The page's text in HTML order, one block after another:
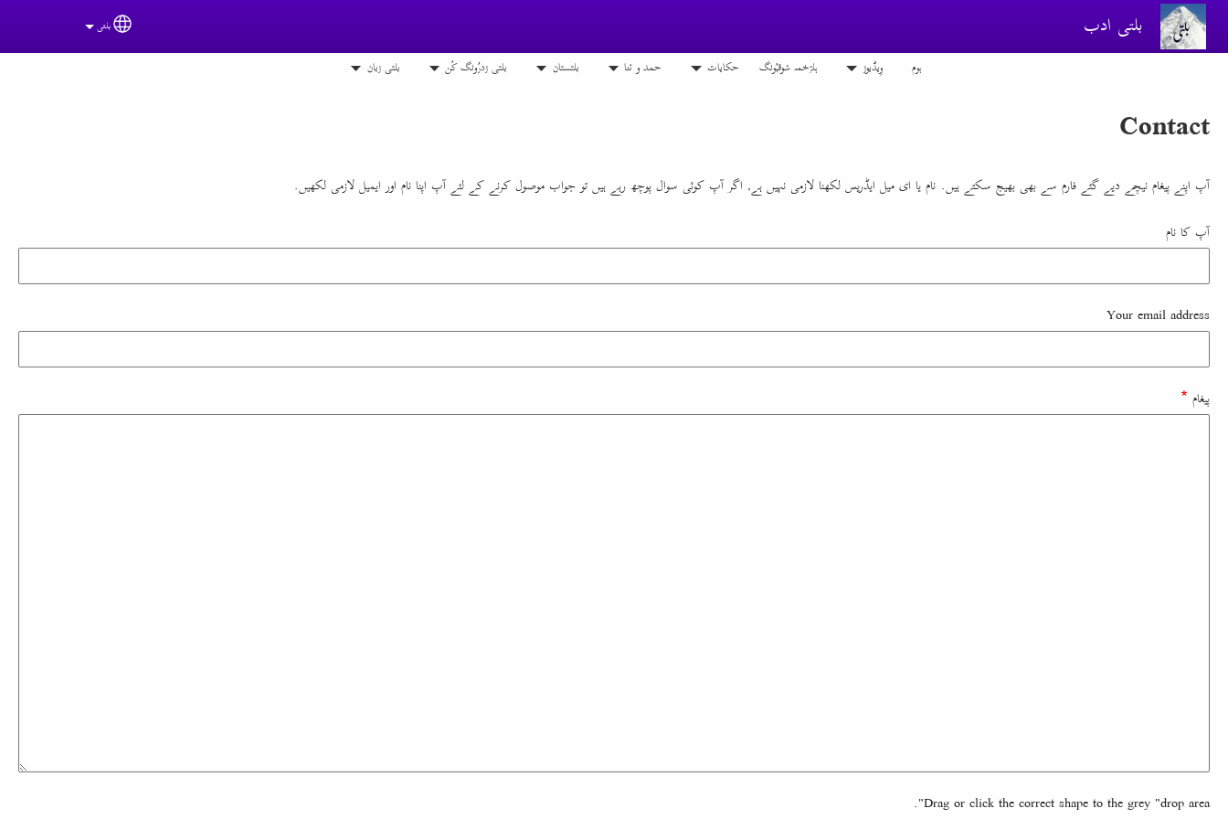
Skip to main contentبلتی ادب Select your language
بلتی
ہوم وِیڈیوز ہلژخمہ شوقبُونگ حکایات حمد و ثنا بلتستان بلتی زدرُونگ کُن بلتی زبان
Contact
آپ اپنے پیغام نیچے دیے گئے فارم سے بھی بھیج سکتے ہیں. نام یا ای میل ایڈریس لکھنا لازمی نہیں ہے, اگر آپ کوئی سوال پوچھ رہے ہیں تو جواب موصول کرنے کے لئے آپ اپنا نام اور ایمیل لازمی لکھیں.
آپ کا نام
Your email address
پیغام
Drag or click the correct shape to the grey "drop area".